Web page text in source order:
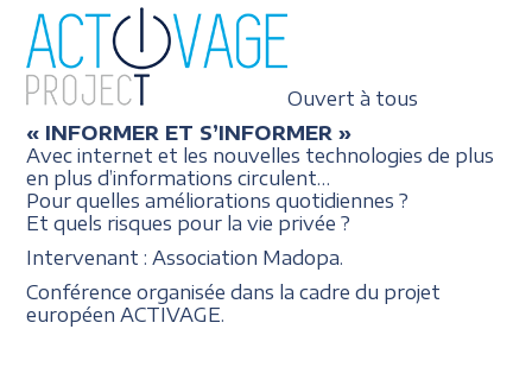
Ouvert à tous
« INFORMER ET S’INFORMER »
Avec internet et les nouvelles technologies de plus
en plus d’informations circulent…
Pour quelles améliorations quotidiennes ?
Et quels risques pour la vie privée ?
Intervenant : Association Madopa.
Conférence organisée dans la cadre du projet
européen ACTIVAGE.